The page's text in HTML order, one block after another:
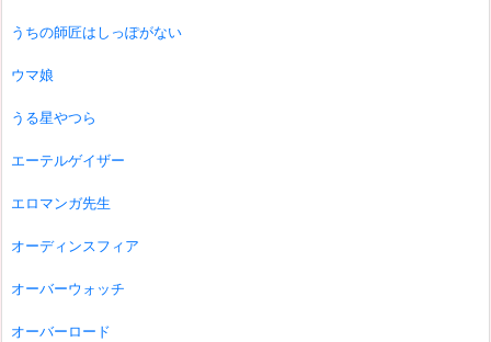
うちの師匠はしっぽがない
ウマ娘
うる星やつら
エーテルゲイザー
エロマンガ先生
オーディンスフィア
オーバーウォッチ
オーバーロード